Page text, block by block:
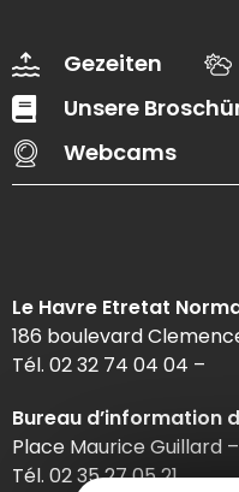
Gezeiten
Unsere
Webcams
Le Havre Etretat
186 boulevard
Tél. 02 32 74 04 04 –
Bureau d’information
Place Maurice Guillard
Tél. 02 35 27 05 21